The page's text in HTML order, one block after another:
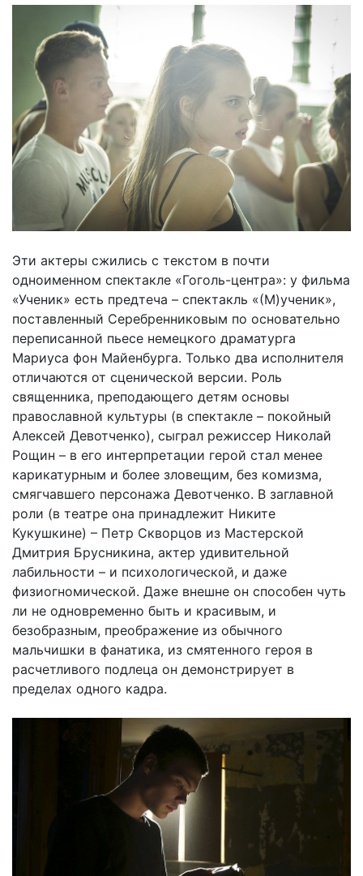
Эти актеры сжились с текстом в почти
одноименном спектакле «Гоголь-центра»: у фильма
«Ученик» есть предтеча – спектакль «(М)ученик»,
поставленный Серебренниковым по основательно
переписанной пьесе немецкого драматурга
Мариуса фон Майенбурга. Только два исполнителя
отличаются от сценической версии. Роль
священника, преподающего детям основы
православной культуры (в спектакле – покойный
Алексей Девотченко), сыграл режиссер Николай
Рощин – в его интерпретации герой стал менее
карикатурным и более зловещим, без комизма,
смягчавшего персонажа Девотченко. В заглавной
роли (в театре она принадлежит Никите
Кукушкине) – Петр Скворцов из Мастерской
Дмитрия Брусникина, актер удивительной
лабильности – и психологической, и даже
физиогномической. Даже внешне он способен чуть
ли не одновременно быть и красивым, и
безобразным, преображение из обычного
мальчишки в фанатика, из смятенного героя в
расчетливого подлеца он демонстрирует в
пределах одного кадра.